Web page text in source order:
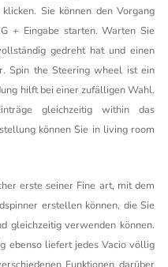
Sie können den Vorgang
+ Eingabe starten. Warten Sie
gedreht hat und einen
Spin the Steering wheel ist ein
hilft bei einer zufälligen Wahl.
gleichzeitig within das
können Sie in living room
erste seiner Fine art, mit dem
erstellen können, die Sie
gleichzeitig verwenden können.
ebenso liefert jedes Vacio völlig